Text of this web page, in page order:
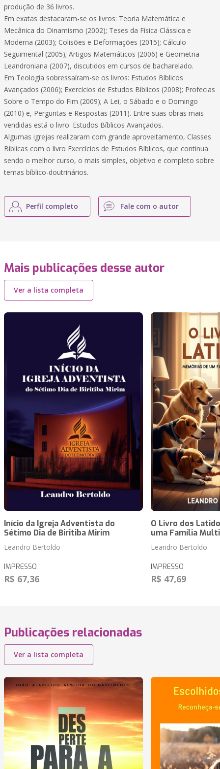
produção de 36 livros.
Em exatas destacaram-se os livros: Teoria Matemática e
Mecânica do Dinamismo (2002); Teses da Física Clássica e
Moderna (2003); Colisões e Deformações (2015); Cálculo
Seguimental (2005); Artigos Matemáticos (2006) e Geometria
Leandroniana (2007), discutidos em cursos de bacharelado.
Em Teologia sobressaíram-se os livros: Estudos Bíblicos
Avançados (2006); Exercícios de Estudos Bíblicos (2008); Profecias
Sobre o Tempo do Fim (2009); A Lei, o Sábado e o Domingo
(2010) e, Perguntas e Respostas (2011). Entre suas obras mais
vendidas está o livro: Estudos Bíblicos Avançados.
Algumas igrejas realizaram com grande aproveitamento, Classes
Bíblicas com o livro Exercícios de Estudos Bíblicos, que continua
sendo o melhor curso, o mais simples, objetivo e completo sobre
temas bíblico-doutrinários.
Perfil completo Fale com o autor
Mais publicações desse autor
Ver a lista completa
Início da Igreja Adventista do
Sétimo Dia de Biritiba Mirim
Leandro Bertoldo
IMPRESSO
R$ 67,36
O Livro dos
uma Família
Leandro Bertoldo
IMPRESSO
R$ 47,69
Publicações relacionadas
Ver a lista completa